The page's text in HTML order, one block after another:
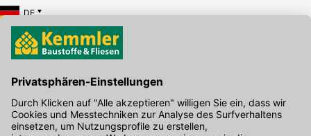
DE
Hier gibt's die kostenlose App